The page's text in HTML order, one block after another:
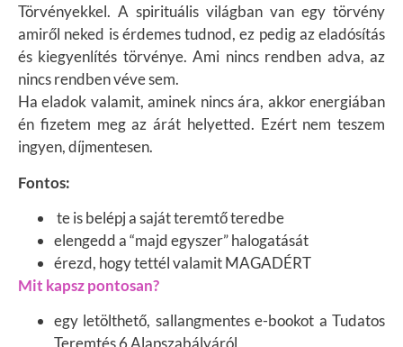
Törvényekkel. A spirituális világban van egy törvény
amiről neked is érdemes tudnod, ez pedig az eladósítás
és kiegyenlítés törvénye. Ami nincs rendben adva, az
nincs rendben véve sem.
Ha eladok valamit, aminek nincs ára, akkor energiában
én fizetem meg az árát helyetted. Ezért nem teszem
ingyen, díjmentesen.
Fontos:
te is belépj a saját teremtő teredbe
elengedd a “majd egyszer” halogatását
érezd, hogy tettél valamit MAGADÉRT
Mit kapsz pontosan?
egy letölthető, sallangmentes e-bookot a Tudatos